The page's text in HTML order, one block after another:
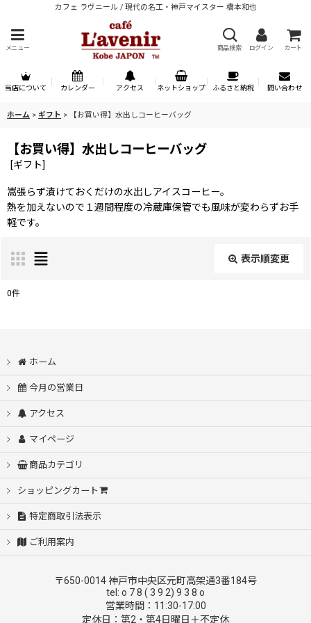
カフェ ラヴニール / 現代の名工・神戸マイスター 橋本和也
メニュー 商品検索 ログイン カート
当店について カレンダー アクセス ネットショップ ふるさと納税 問い合わせ
ホーム > ギフト > 【お買い得】水出しコーヒーバッグ
【お買い得】水出しコーヒーバッグ
[ギフト]
嵩張らず漬けておくだけの水出しアイスコーヒー。
熱を加えないので１週間程度の冷蔵庫保管でも風味が変わらずお手
軽です。
表示順変更
並び順 :
0件
ホーム
今月の営業日
アクセス
マイページ
商品カテゴリ
ショッピングカート
特定商取引法表示
ご利用案内
〒650-0014 神戸市中央区元町高架通3番184号
tel: o 7 8 ( 3 9 2) 9 3 8 o
営業時間：11:30-17:00
定休日：第2・第4日曜日＋不定休